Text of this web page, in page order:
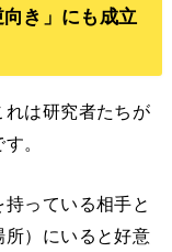
き」にも成立
は研究者たちが
。
っている相手と
）にいると好意